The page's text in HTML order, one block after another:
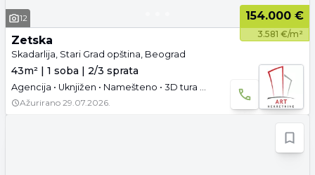
12 154.000 €
3.581 €/m²
Zetska
Skadarlija, Stari Grad opština, Beograd
43m² | 1 soba | 2/3 sprata
Agencija • Uknjižen • Namešteno • 3D tura • Video
Ažurirano 29.07.2026.